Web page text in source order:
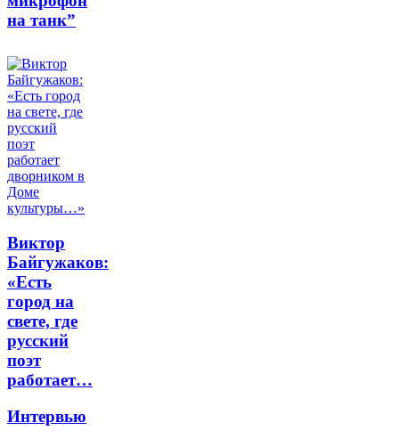
на танк”
Виктор
Байгужаков:
«Есть
город на
свете, где
русский
поэт
работает…
Интервью